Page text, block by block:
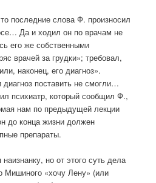
последние слова Ф. произносил
Да и ходил он по врачам не
его же собственными
врачей за грудки»; требовал,
наконец, его диагноз».
диагноз поставить не смогли…
психиатр, который сообщил Ф.,
нам по предыдущей лекции
до конца жизни должен
препараты.
но от этого суть дела
Мишиного «хочу Лену» (или